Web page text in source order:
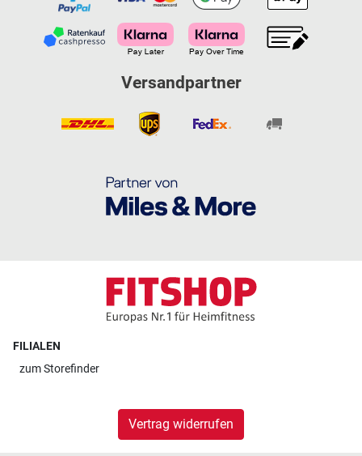
Versandpartner
FILIALEN
zumStorefinder
Vertrag widerrufen